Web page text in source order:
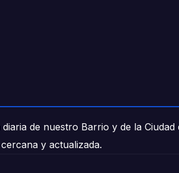
de nuestro Barrio y de la
y actualizada.